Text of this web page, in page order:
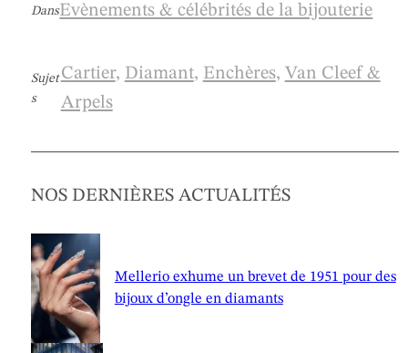
DansEvènements & célébrités de la bijouterie
Sujet
s
Cartier, Diamant, Enchères, Van Cleef &
Arpels
NOS DERNIÈRES ACTUALITÉS
Mellerio exhume un brevet de 1951 pour des
bijoux d’ongle en diamants